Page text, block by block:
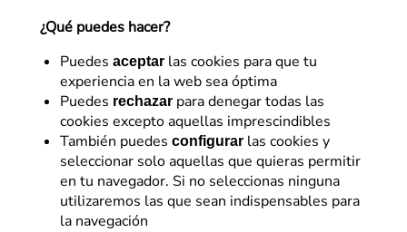
¿Qué puedes hacer?
Puedes aceptar las cookies para que tu
experiencia en la web sea óptima
Puedes rechazar para denegar todas las
cookies excepto aquellas imprescindibles
También puedes configurar las cookies y
seleccionar solo aquellas que quieras permitir
en tu navegador. Si no seleccionas ninguna
utilizaremos las que sean indispensables para
la navegación
SEO
Interlinking: potencia la